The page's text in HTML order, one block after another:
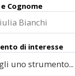
Cognome
di interesse
uno strumento...